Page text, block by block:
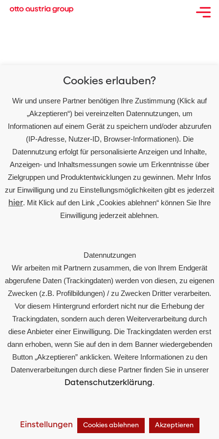
Konsumverhalten der
Österreicher*innen
Über Uns
Karriere
Partner
Presse
Rechtliches
Impressum
Datenschutz
Compliance
© 2024 Otto Austria Group
Cookies erlauben?
Wir und unsere Partner benötigen Ihre Zustimmung (Klick auf
„Akzeptieren“) bei vereinzelten Datennutzungen, um
Informationen auf einem Gerät zu speichern und/oder abzurufen
(IP-Adresse, Nutzer-ID, Browser-Informationen). Die
Datennutzung erfolgt für personalisierte Anzeigen und Inhalte,
Anzeigen- und Inhaltsmessungen sowie um Erkenntnisse über
Zielgruppen und Produktentwicklungen zu gewinnen. Mehr Infos
zur Einwilligung und zu Einstellungsmöglichkeiten gibt es jederzeit
hier. Mit Klick auf den Link „Cookies ablehnen“ können Sie Ihre
Einwilligung jederzeit ablehnen.
Datennutzungen
Wir arbeiten mit Partnern zusammen, die von Ihrem Endgerät
abgerufene Daten (Trackingdaten) werden von diesen, zu eigenen
Zwecken (z.B. Profilbildungen) / zu Zwecken Dritter verarbeiten.
Vor diesem Hintergrund erfordert nicht nur die Erhebung der
Trackingdaten, sondern auch deren Weiterverarbeitung durch
diese Anbieter einer Einwilligung. Die Trackingdaten werden erst
dann erhoben, wenn Sie auf den in dem Banner wiedergebenden
Button „Akzeptieren” anklicken. Weitere Informationen zu den
Datenverarbeitungen durch diese Partner finden Sie in unserer
Datenschutzerklärung.
Einstellungen Cookies ablehnen Akzeptieren